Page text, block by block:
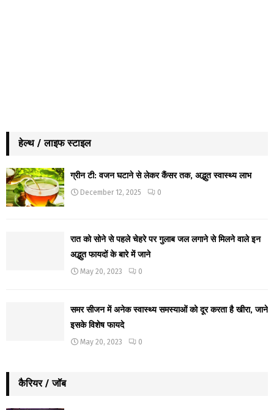
हेल्थ / लाइफ स्टाइल
ग्रीन टी: वजन घटाने से लेकर कैंसर तक, अद्भुत स्वास्थ्य लाभ
December 12, 2025 0
रात को सोने से पहले चेहरे पर गुलाब जल लगाने से मिलने वाले इन
अद्भुत फायदों के बारे में जाने
May 20, 2023 0
समर सीजन में अनेक स्वास्थ्य समस्याओं को दूर करता है खीरा, जाने
इसके विशेष फायदे
May 20, 2023 0
कैरियर / जॉब